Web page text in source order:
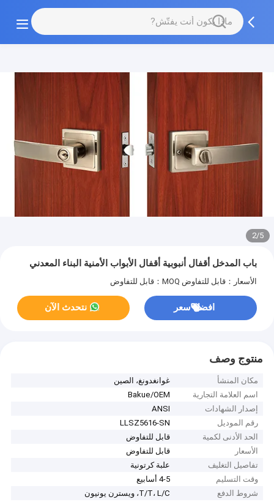
2/5
باب المدخل أقفال أنبوبية أقفال الأبواب الأمنية البناء المعدني
الأسعار：قابل للتفاوض MOQ：قابل للتفاوض
افضل سعر نتحدث الآن
منتوج وصف
مكان المنشأ
غوانغدونغ، الصين
اسم العلامة التجارية
Bakue/OEM
إصدار الشهادات
ANSI
رقم الموديل
LLSZ5616-SN
الحد الأدنى لكمية
قابل للتفاوض
الأسعار
قابل للتفاوض
تفاصيل التغليف
علبة كرتونية
وقت التسليم
4-5 أسابيع
شروط الدفع
T/T، L/C، ويسترن يونيون